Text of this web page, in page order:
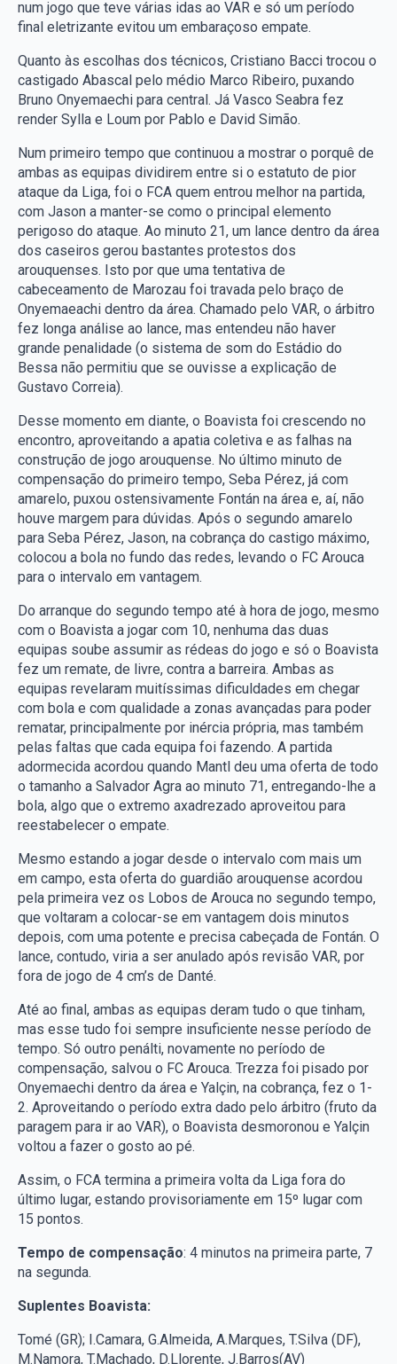
num jogo que teve várias idas ao VAR e só um período
final eletrizante evitou um embaraçoso empate.
Quanto às escolhas dos técnicos, Cristiano Bacci trocou o
castigado Abascal pelo médio Marco Ribeiro, puxando
Bruno Onyemaechi para central. Já Vasco Seabra fez
render Sylla e Loum por Pablo e David Simão.
Num primeiro tempo que continuou a mostrar o porquê de
ambas as equipas dividirem entre si o estatuto de pior
ataque da Liga, foi o FCA quem entrou melhor na partida,
com Jason a manter-se como o principal elemento
perigoso do ataque. Ao minuto 21, um lance dentro da área
dos caseiros gerou bastantes protestos dos
arouquenses. Isto por que uma tentativa de
cabeceamento de Marozau foi travada pelo braço de
Onyemaeachi dentro da área. Chamado pelo VAR, o árbitro
fez longa análise ao lance, mas entendeu não haver
grande penalidade (o sistema de som do Estádio do
Bessa não permitiu que se ouvisse a explicação de
Gustavo Correia).
Desse momento em diante, o Boavista foi crescendo no
encontro, aproveitando a apatia coletiva e as falhas na
construção de jogo arouquense. No último minuto de
compensação do primeiro tempo, Seba Pérez, já com
amarelo, puxou ostensivamente Fontán na área e, aí, não
houve margem para dúvidas. Após o segundo amarelo
para Seba Pérez, Jason, na cobrança do castigo máximo,
colocou a bola no fundo das redes, levando o FC Arouca
para o intervalo em vantagem.
Do arranque do segundo tempo até à hora de jogo, mesmo
com o Boavista a jogar com 10, nenhuma das duas
equipas soube assumir as rédeas do jogo e só o Boavista
fez um remate, de livre, contra a barreira. Ambas as
equipas revelaram muitíssimas dificuldades em chegar
com bola e com qualidade a zonas avançadas para poder
rematar, principalmente por inércia própria, mas também
pelas faltas que cada equipa foi fazendo. A partida
adormecida acordou quando Mantl deu uma oferta de todo
o tamanho a Salvador Agra ao minuto 71, entregando-lhe a
bola, algo que o extremo axadrezado aproveitou para
reestabelecer o empate.
Mesmo estando a jogar desde o intervalo com mais um
em campo, esta oferta do guardião arouquense acordou
pela primeira vez os Lobos de Arouca no segundo tempo,
que voltaram a colocar-se em vantagem dois minutos
depois, com uma potente e precisa cabeçada de Fontán. O
lance, contudo, viria a ser anulado após revisão VAR, por
fora de jogo de 4 cm’s de Danté.
Até ao final, ambas as equipas deram tudo o que tinham,
mas esse tudo foi sempre insuficiente nesse período de
tempo. Só outro penálti, novamente no período de
compensação, salvou o FC Arouca. Trezza foi pisado por
Onyemaechi dentro da área e Yalçin, na cobrança, fez o 1-
2. Aproveitando o período extra dado pelo árbitro (fruto da
paragem para ir ao VAR), o Boavista desmoronou e Yalçin
voltou a fazer o gosto ao pé.
Assim, o FCA termina a primeira volta da Liga fora do
último lugar, estando provisoriamente em 15º lugar com
15 pontos.
Tempo de compensação: 4 minutos na primeira parte, 7
na segunda.
Suplentes Boavista:
Tomé (GR); I.Camara, G.Almeida, A.Marques, T.Silva (DF),
M.Namora, T.Machado, D.Llorente, J.Barros(AV)